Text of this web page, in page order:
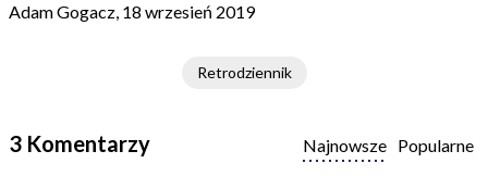
Adam Gogacz, 18 wrzesień 2019
Retrodziennik
3 Komentarzy Popularne
Najnowsze